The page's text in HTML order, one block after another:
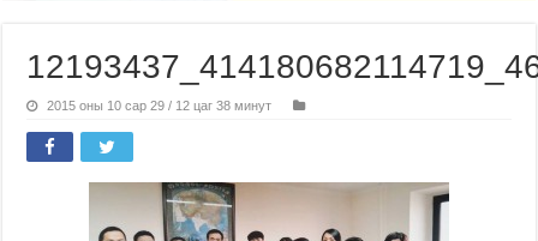
2015 оны 10 сар 29 / 12 цаг 38 минут